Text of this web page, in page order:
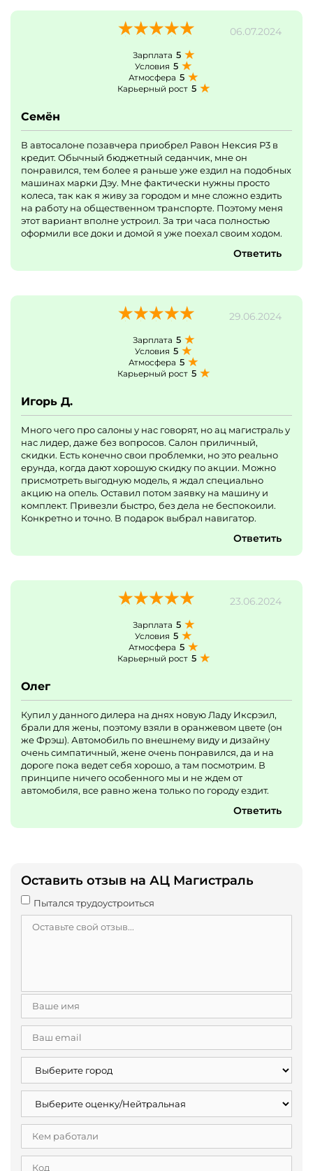
06.07.2024
Зарплата 5
Условия 5
Атмосфера 5
Карьерный рост 5
Семён
В автосалоне позавчера приобрел Равон Нексия Р3 в
кредит. Обычный бюджетный седанчик, мне он
понравился, тем более я раньше уже ездил на подобных
машинах марки Дэу. Мне фактически нужны просто
колеса, так как я живу за городом и мне сложно ездить
на работу на общественном транспорте. Поэтому меня
этот вариант вполне устроил. За три часа полностью
оформили все доки и домой я уже поехал своим ходом.
Ответить
29.06.2024
Зарплата 5
Условия 5
Атмосфера 5
Карьерный рост 5
Игорь Д.
Много чего про салоны у нас говорят, но ац магистраль у
нас лидер, даже без вопросов. Салон приличный,
скидки. Есть конечно свои проблемки, но это реально
ерунда, когда дают хорошую скидку по акции. Можно
присмотреть выгодную модель, я ждал специально
акцию на опель. Оставил потом заявку на машину и
комплект. Привезли быстро, без дела не беспокоили.
Конкретно и точно. В подарок выбрал навигатор.
Ответить
23.06.2024
Зарплата 5
Условия 5
Атмосфера 5
Карьерный рост 5
Олег
Купил у данного дилера на днях новую Ладу Иксрэил,
брали для жены, поэтому взяли в оранжевом цвете (он
же Фрэш). Автомобиль по внешнему виду и дизайну
очень симпатичный, жене очень понравился, да и на
дороге пока ведет себя хорошо, а там посмотрим. В
принципе ничего особенного мы и не ждем от
автомобиля, все равно жена только по городу ездит.
Ответить
Оставить отзыв на АЦ Магистраль
Пытался трудоустроиться